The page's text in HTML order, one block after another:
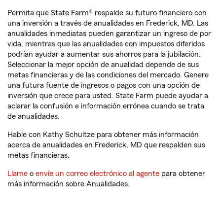
Permita que State Farm® respalde su futuro financiero con
una inversión a través de anualidades en Frederick, MD. Las
anualidades inmediatas pueden garantizar un ingreso de por
vida, mientras que las anualidades con impuestos diferidos
podrían ayudar a aumentar sus ahorros para la jubilación.
Seleccionar la mejor opción de anualidad depende de sus
metas financieras y de las condiciones del mercado. Genere
una futura fuente de ingresos o pagos con una opción de
inversión que crece para usted. State Farm puede ayudar a
aclarar la confusión e información errónea cuando se trata
de anualidades.
Hable con Kathy Schultze para obtener más información
acerca de anualidades en Frederick, MD que respalden sus
metas financieras.
Llame o envíe un correo electrónico al agente para obtener
más información sobre Anualidades.